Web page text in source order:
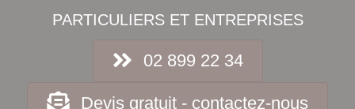
PARTICULIERS ET ENTREPRISES
02 899 22 34
Devis gratuit - contactez-nous